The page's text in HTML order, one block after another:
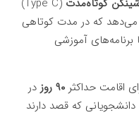
کوتاه‌مدت
(Type C)
می‌دهد که در مدت کوتاهی
برنامه‌های آموزشی
اقامت حداکثر ۹۰ روز
در
که قصد دارند